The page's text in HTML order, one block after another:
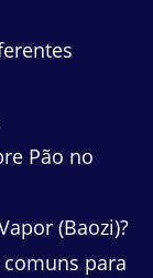
Pão no
(Baozi)?
para